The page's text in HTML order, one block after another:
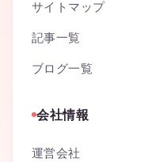
サイトマップ
記事一覧
ブログ一覧
会社情報
運営会社